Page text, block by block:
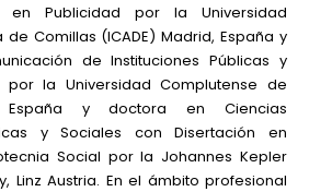
en Publicidad por la Universidad
de Comillas (ICADE) Madrid, España y
de Instituciones Públicas y
por la Universidad Complutense de
España y doctora en Ciencias
y Sociales con Disertación en
Social por la Johannes Kepler
Linz Austria. En el ámbito profesional